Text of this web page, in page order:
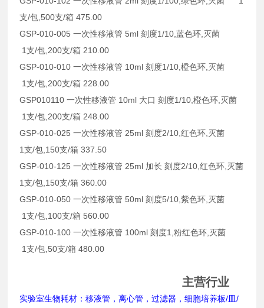
支/包,500支/箱 475.00
GSP-010-005 一次性移液管 5ml 刻度1/10,蓝色环,灭菌
1支/包,200支/箱 210.00
GSP-010-010 一次性移液管 10ml 刻度1/10,橙色环,灭菌
1支/包,200支/箱 228.00
GSP010110 一次性移液管 10ml 大口 刻度1/10,橙色环,灭菌
1支/包,200支/箱 248.00
GSP-010-025 一次性移液管 25ml 刻度2/10,红色环,灭菌
1支/包,150支/箱 337.50
GSP-010-125 一次性移液管 25ml 加长 刻度2/10,红色环,灭菌
1支/包,150支/箱 360.00
GSP-010-050 一次性移液管 50ml 刻度5/10,紫色环,灭菌
1支/包,100支/箱 560.00
GSP-010-100 一次性移液管 100ml 刻度1,粉红色环,灭菌
1支/包,50支/箱 480.00
主营行业
实验室生物耗材：移液管，离心管，过滤器，细胞培养板/皿/